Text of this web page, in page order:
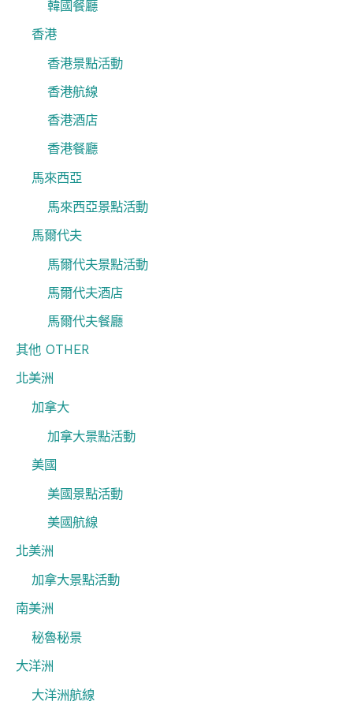
韓國餐廳
香港
香港景點活動
香港航線
香港酒店
香港餐廳
馬來西亞
馬來西亞景點活動
馬爾代夫
馬爾代夫景點活動
馬爾代夫酒店
馬爾代夫餐廳
其他 OTHER
北美洲
加拿大
加拿大景點活動
美國
美國景點活動
美國航線
北美洲
加拿大景點活動
南美洲
秘魯秘景
大洋洲
大洋洲航線